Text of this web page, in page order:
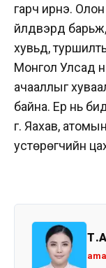
гарч ирнэ.
үйлдвэрүүд
хувьд,
Монгол Улсад
ачааллыг
байна. Ер нь
үг. Яахав,
устөрөгчийн